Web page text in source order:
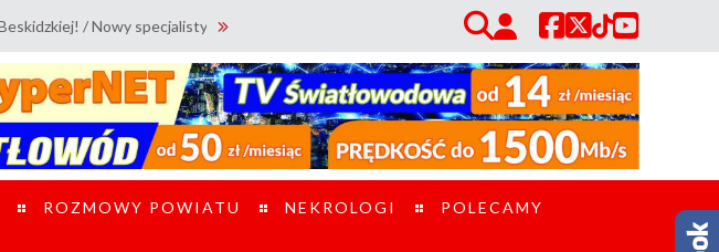
specjalistyczny pojazd UTV trafił do OSP Sidzina. Wzmocni działania ratowników w trudnym
ROZMOWY POWIATU NEKROLOGI POLECAMY